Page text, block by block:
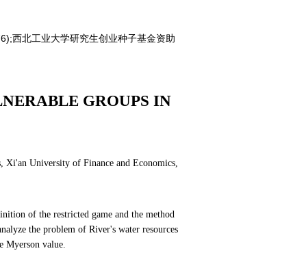
西北工业大学研究生创业种子基金资助
GROUPS IN
Xi'an University of Finance and Economics,
of the restricted game and the method
the problem of River's water resources
Myerson value.